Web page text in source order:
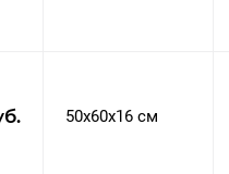
50x60x16 см